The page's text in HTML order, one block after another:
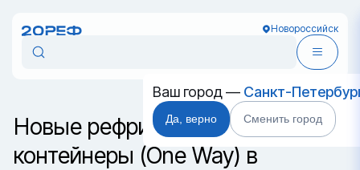
Новороссийск
Ваш город — Санкт-
Да, верно Сменить город
Новые рефрижераторные
контейнеры (One Way) в